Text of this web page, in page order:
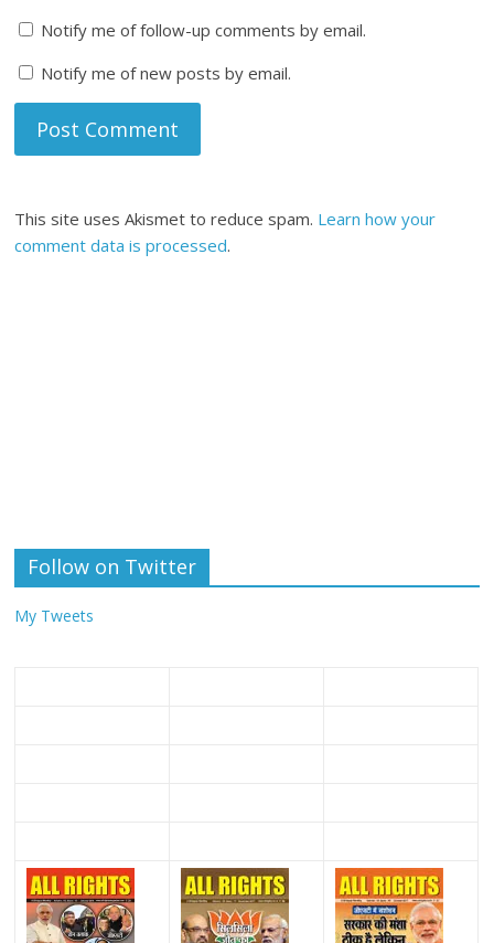
Notify me of follow-up comments by email.
Notify me of new posts by email.
This site uses Akismet to reduce spam. Learn how your
comment data is processed.
Follow on Twitter
My Tweets